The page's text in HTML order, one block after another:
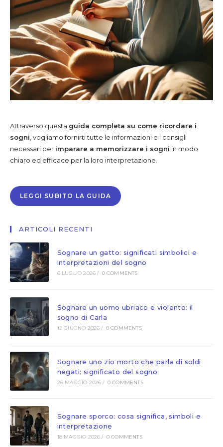
Attraverso questa guida completa su come ricordare i
sogni , vogliamo fornirti tutte le informazioni e i consigli
necessari per imparare a memorizzare i sogni in modo
chiaro ed efficace per la loro interpretazione.
LEGGI SUBITO LA GUIDA
ARTICOLI RECENTI
Sognare un gatto: significati simbolici e
interpretazioni del sogno
6 LUGLIO 2026 / 0 COMMENTS
Sognare un uomo ubriaco e violento: il
sogno di Carla
12 GIUGNO 2026 / 0 COMMENTS
Sognare uno zio morto che parla di soldi
negati: significato del sogno
26 MAGGIO 2026 / 0 COMMENTS
Sognare sporco: cosa significa, simboli e
interpretazione
18 MAGGIO 2026 / 0 COMMENTS